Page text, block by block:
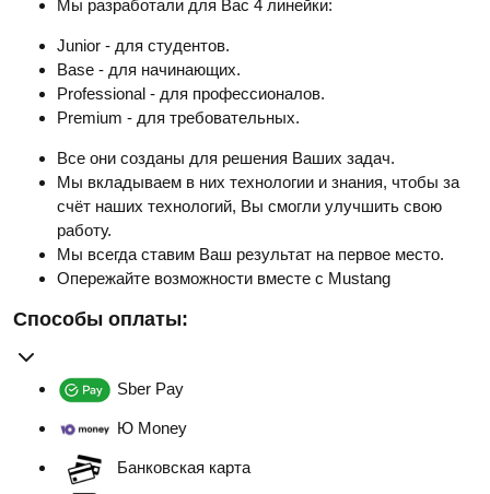
Мы разработали для Вас 4 линейки:
Junior - для студентов.
Base - для начинающих.
Professional - для профессионалов.
Premium - для требовательных.
Все они созданы для решения Ваших задач.
Мы вкладываем в них технологии и знания, чтобы за
счёт наших технологий, Вы смогли улучшить свою
работу.
Мы всегда ставим Ваш результат на первое место.
Опережайте возможности вместе с Mustang
Способы оплаты:
Sber Pay
Ю Money
Банковская карта